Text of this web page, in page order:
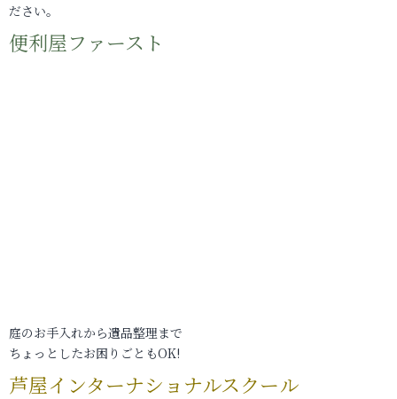
ださい。
便利屋ファースト
庭のお手入れから遺品整理まで
ちょっとしたお困りごともOK!
芦屋インターナショナルスクール